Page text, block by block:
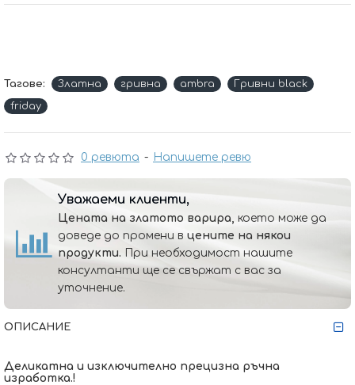
0 ревюта - Напишете ревю
Тагове: Златна гривна ambra
Гривни black
friday
Уважаеми клиенти,
Цената на златото варира, което може да
доведе до промени в цените на някои
продукти. При необходимост нашите
консултанти ще се свържат с вас за
уточнение.
ОПИСАНИЕ
Деликатна и изключително прецизна ръчна
изработка.!